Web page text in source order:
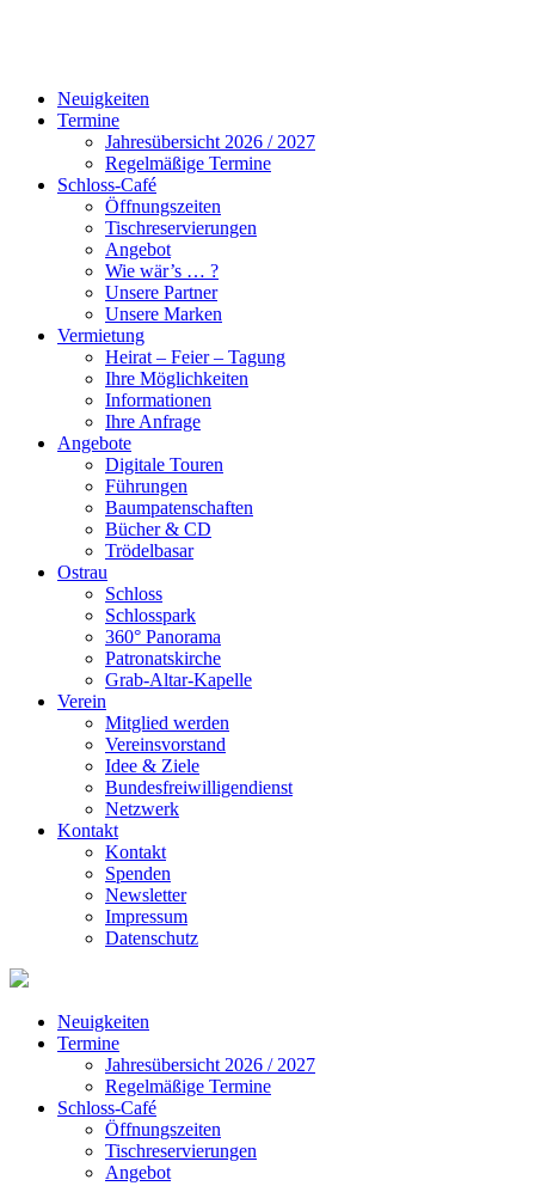
Neuigkeiten
Termine
Jahresübersicht 2026 / 2027
Regelmäßige Termine
Schloss-Café
Öffnungszeiten
Tischreservierungen
Angebot
Wie wär’s … ?
Unsere Partner
Unsere Marken
Vermietung
Heirat – Feier – Tagung
Ihre Möglichkeiten
Informationen
Ihre Anfrage
Angebote
Digitale Touren
Führungen
Baumpatenschaften
Bücher & CD
Trödelbasar
Ostrau
Schloss
Schlosspark
360° Panorama
Patronatskirche
Grab-Altar-Kapelle
Verein
Mitglied werden
Vereinsvorstand
Idee & Ziele
Bundesfreiwilligendienst
Netzwerk
Kontakt
Kontakt
Spenden
Newsletter
Impressum
Datenschutz
Neuigkeiten
Termine
Jahresübersicht 2026 / 2027
Regelmäßige Termine
Schloss-Café
Öffnungszeiten
Tischreservierungen
Angebot